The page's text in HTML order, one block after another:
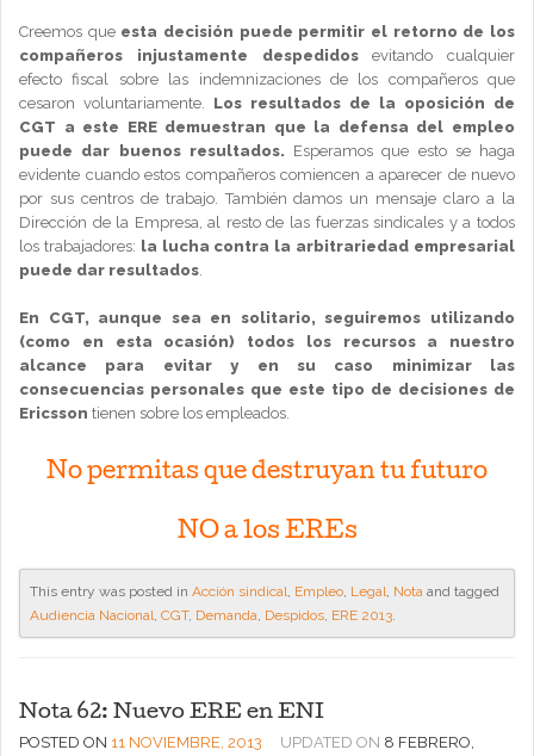
Creemos que esta decisión puede permitir el retorno de los
compañeros injustamente despedidosevitando cualquier
efecto fiscal sobre las indemnizaciones de los compañeros que
cesaron voluntariamente. Los resultados de la oposición de
CGT a este ERE demuestran que la defensa del empleo
puede dar buenos resultados. Esperamos que esto se haga
evidente cuando estos compañeros comiencen a aparecer de nuevo
por sus centros de trabajo. También damos un mensaje claro a la
Dirección de la Empresa, al resto de las fuerzas sindicales y a todos
los trabajadores: la lucha contra la arbitrariedad empresarial
puede dar resultados.
En CGT, aunque sea en solitario, seguiremos utilizando
(como en esta ocasión) todos los recursos a nuestro
alcance para evitar y en su caso minimizar las
consecuencias personales que este tipo de decisiones de
Ericsson tienen sobre los empleados.
No permitas que destruyan tu futuro
NO a los EREs
This entry was posted in Acción sindical, Empleo, Legal, Nota and tagged
Audiencia Nacional, CGT, Demanda, Despidos, ERE 2013.
Nota 62: Nuevo ERE en ENI
POSTED ON 11 NOVIEMBRE, 2013 UPDATED ON 8 FEBRERO,